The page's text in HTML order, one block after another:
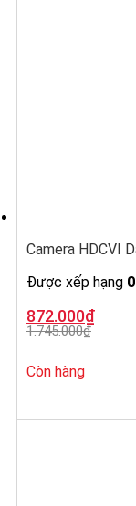
Camera HDCVI
Được xếp hạng 0
1.745.000₫
Giá
gốc
là:
872.000₫
Giá
hiện
tại
872.000₫.
Còn hàng